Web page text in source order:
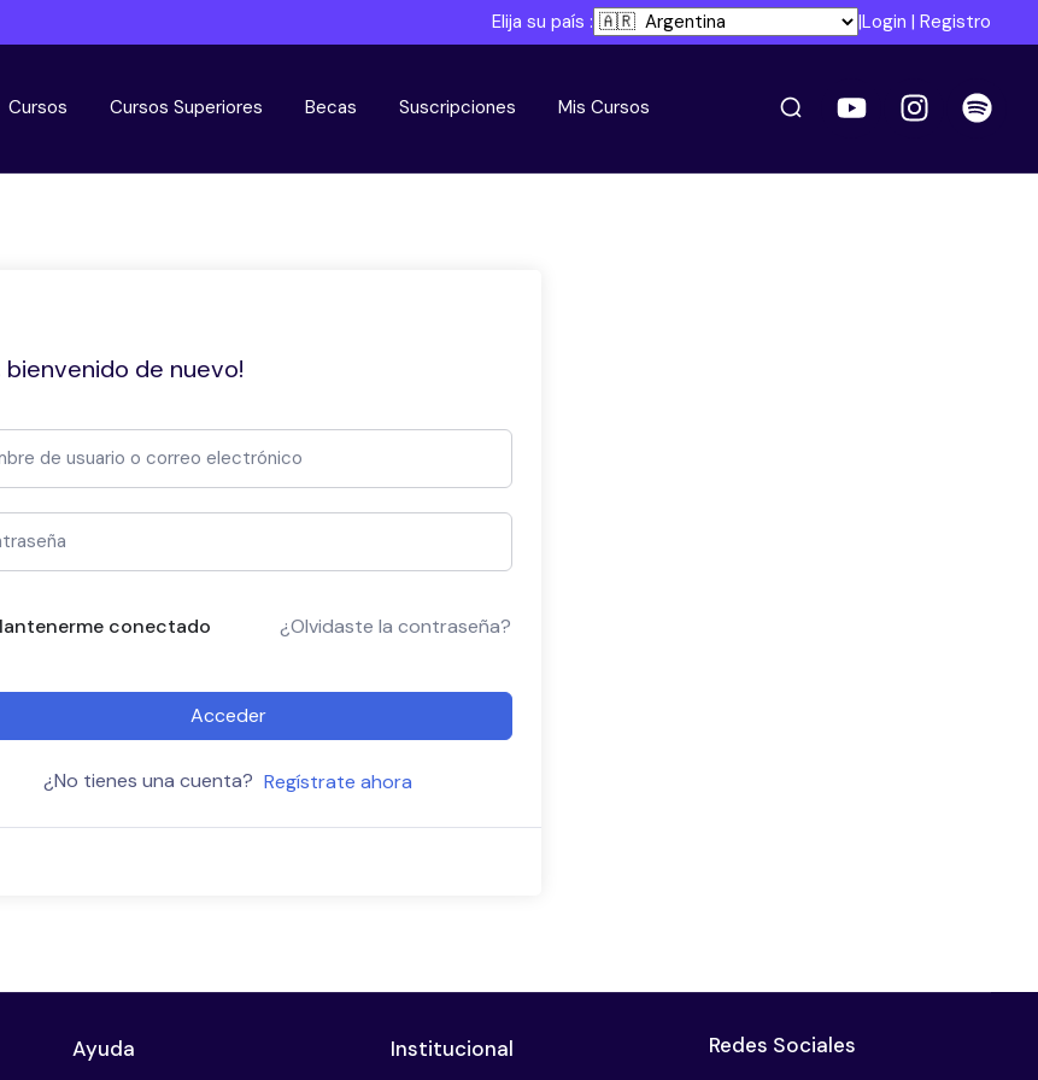
Elija su país : |Login | Registro
Cursos Cursos Superiores Becas Suscripciones Mis Cursos
bienvenido de nuevo!
conectado ¿Olvidaste la contraseña?
Acceder
¿No tienes una cuenta? Regístrate ahora
Ayuda Institucional Redes Sociales